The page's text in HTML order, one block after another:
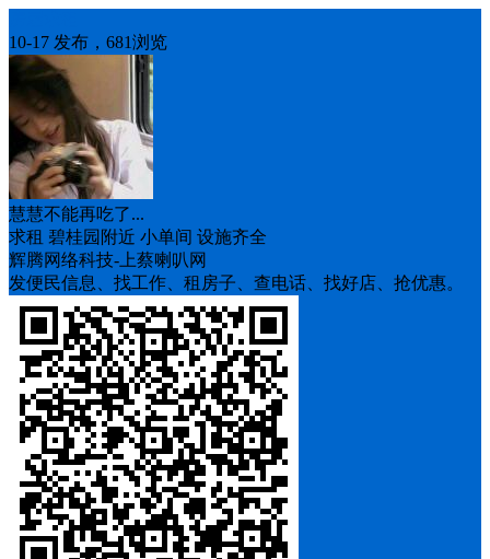
10-17 发布，681浏览
慧慧不能再吃了...
求租 碧桂园附近 小单间 设施齐全
辉腾网络科技-上蔡喇叭网
发便民信息、找工作、租房子、查电话、找好店、抢优惠。